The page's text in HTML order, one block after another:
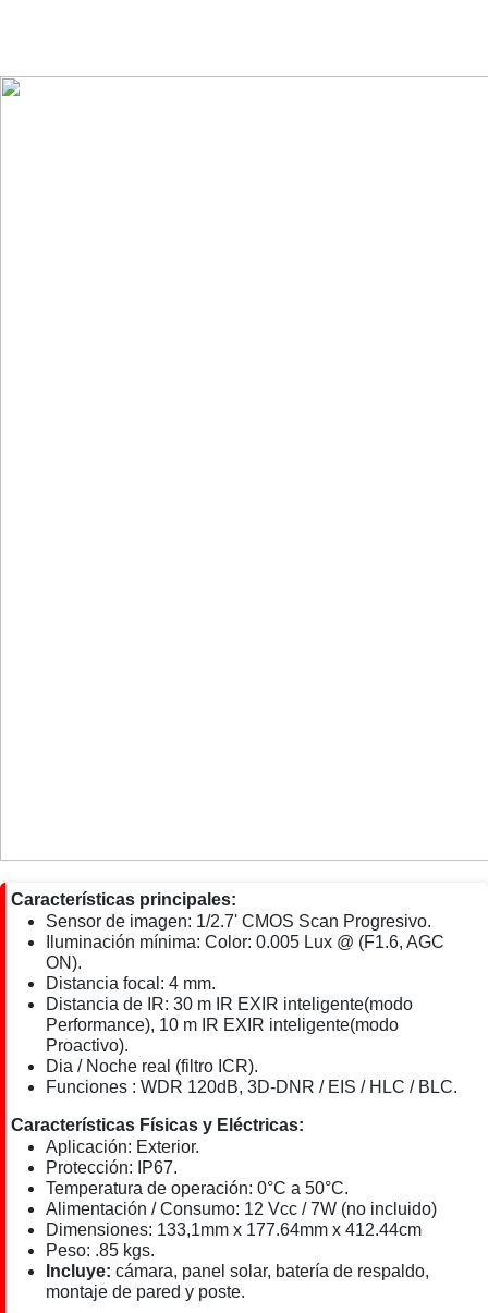
Características principales:
Sensor de imagen: 1/2.7' CMOS Scan Progresivo.
Iluminación mínima: Color: 0.005 Lux @ (F1.6, AGC
ON).
Distancia focal: 4 mm.
Distancia de IR: 30 m IR EXIR inteligente(modo
Performance), 10 m IR EXIR inteligente(modo
Proactivo).
Dia / Noche real (filtro ICR).
Funciones : WDR 120dB, 3D-DNR / EIS / HLC / BLC.
Características Físicas y Eléctricas:
Aplicación: Exterior.
Protección: IP67.
Temperatura de operación: 0°C a 50°C.
Alimentación / Consumo: 12 Vcc / 7W (no incluido)
Dimensiones: 133,1mm x 177.64mm x 412.44cm
Peso: .85 kgs.
Incluye: cámara, panel solar, batería de respaldo,
montaje de pared y poste.